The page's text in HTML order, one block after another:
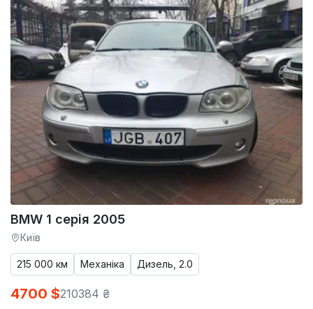
BMW 1 серія 2005
Київ
215 000 км Механіка Дизель, 2.0
4700 $210384 ₴